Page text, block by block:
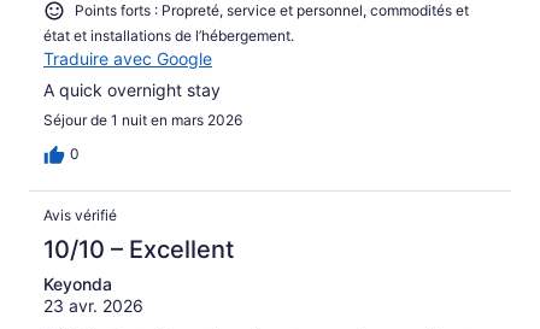
Points forts : Propreté, service et personnel, commodités et
état et installations de l’hébergement.
Traduire avec Google
A quick overnight stay
Séjour de 1 nuit en mars 2026
0
Avis vérifié
10/10 – Excellent
Keyonda
23 avr. 2026